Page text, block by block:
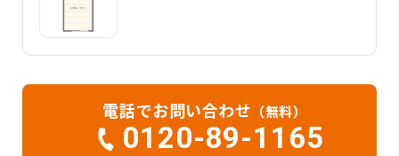
電話でお問い合わせ （無料）
0120-89-1165